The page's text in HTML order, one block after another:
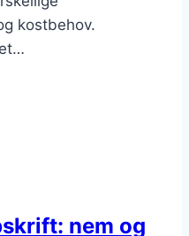
kostbehov.
nem og